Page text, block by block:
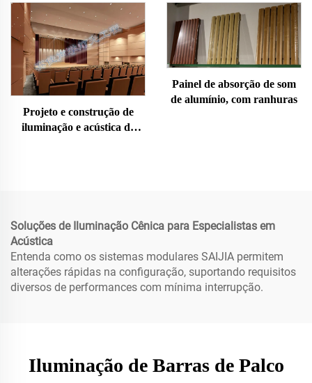
Projeto e construção de
iluminação e acústica de
Painel de absorção de som
de alumínio, com ranhuras
Soluções de Iluminação Cênica para Especialistas em
Acústica
Entenda como os sistemas modulares SAIJIA permitem
alterações rápidas na configuração, suportando requisitos
diversos de performances com mínima interrupção.
Iluminação de Barras de Palco